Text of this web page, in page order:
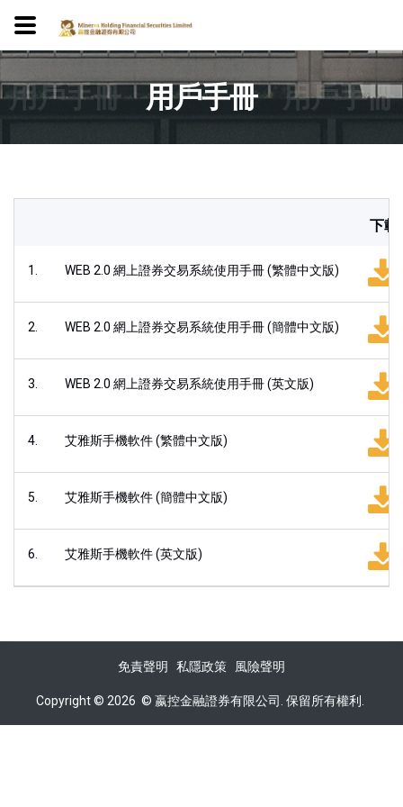
用戶手冊 用戶手冊 用戶手冊
下載
1. WEB 2.0 網上證券交易系統使用手冊 (繁體中文版)
2. WEB 2.0 網上證券交易系統使用手冊 (簡體中文版)
3. WEB 2.0 網上證券交易系統使用手冊 (英文版)
4. 艾雅斯手機軟件 (繁體中文版)
5. 艾雅斯手機軟件 (簡體中文版)
6. 艾雅斯手機軟件 (英文版)
免責聲明 私隱政策 風險聲明
Copyright © 2026 © 嬴控金融證券有限公司. 保留所有權利.